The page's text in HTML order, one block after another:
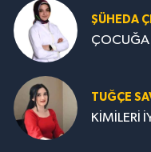
ŞÜHEDA
ÇOCUĞA
TUĞÇE
KİMİLERİ